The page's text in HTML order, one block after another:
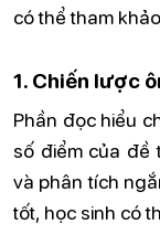
có thể tham khảo
1. Chiến lược
Phần đọc hiểu
số điểm của đề
và phân tích
tốt, học sinh có